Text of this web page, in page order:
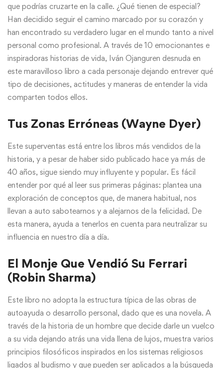
que podrías cruzarte en la calle. ¿Qué tienen de especial?
Han decidido seguir el camino marcado por su corazón y
han encontrado su verdadero lugar en el mundo tanto a nivel
personal como profesional. A través de 10 emocionantes e
inspiradoras historias de vida, Iván Ojanguren desnuda en
este maravilloso libro a cada personaje dejando entrever qué
tipo de decisiones, actitudes y maneras de entender la vida
comparten todos ellos.
Tus Zonas Erróneas (Wayne Dyer)
Este superventas está entre los libros más vendidos de la
historia, y a pesar de haber sido publicado hace ya más de
40 años, sigue siendo muy influyente y popular. Es fácil
entender por qué al leer sus primeras páginas: plantea una
exploración de conceptos que, de manera habitual, nos
llevan a auto sabotearnos y a alejarnos de la felicidad. De
esta manera, ayuda a tenerlos en cuenta para neutralizar su
influencia en nuestro día a día.
El Monje Que Vendió Su Ferrari
(Robin Sharma)
Este libro no adopta la estructura típica de las obras de
autoayuda o desarrollo personal, dado que es una novela. A
través de la historia de un hombre que decide darle un vuelco
a su vida dejando atrás una vida llena de lujos, muestra varios
principios filosóficos inspirados en los sistemas religiosos
ligados al budismo y que pueden ser aplicados a la búsqueda